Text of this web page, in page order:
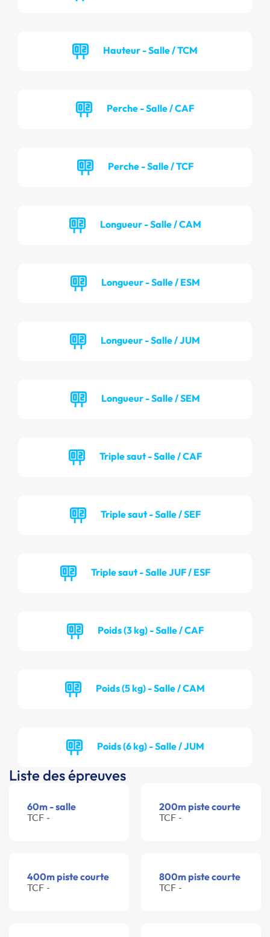
Hauteur - Salle / TCM
Perche - Salle / CAF
Perche - Salle / TCF
Longueur - Salle / CAM
Longueur - Salle / ESM
Longueur - Salle / JUM
Longueur - Salle / SEM
Triple saut - Salle / CAF
Triple saut - Salle / SEF
Triple saut - Salle JUF / ESF
Poids (3 kg) - Salle / CAF
Poids (5 kg) - Salle / CAM
Poids (6 kg) - Salle / JUM
Liste des épreuves
60m - salle
TCF -
200m piste courte
TCF -
400m piste courte
TCF -
800m piste courte
TCF -